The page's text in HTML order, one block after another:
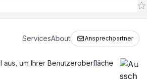
ServicesAbout Ansprechpartner
aus, um Ihrer Benutzeroberfläche